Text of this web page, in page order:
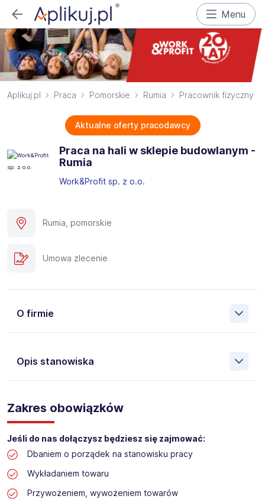
Menu
Aplikuj.pl Praca Pomorskie Rumia Pracownik fizyczny
Aktualne oferty pracodawcy
Praca na hali w sklepie budowlanym -
Rumia
Work&Profit sp. z o.o.
Rumia, pomorskie
Umowa zlecenie
O firmie
Opis stanowiska
Pośrednictwa Pracy i Doradztwa Personalnego Work &
Profit jest obecnie jedną z największych niezależnych
polskich agencji zatrudnienia. W ciągu wielu lat naszej
działalności daliśmy pracę przeszło 50 000 pracowników
w całym kraju. Skutecznie znajdujemy pracowników dla
największych firm, jak również małych rodzinnych
przedsiębiorstw w Polsce. Agencja jest wpisana pod nr
Zakres obowiązków
Jeśli do nas dołączysz będziesz się zajmować:
Dbaniem o porządek na stanowisku pracy
Wykładaniem towaru
Przywożeniem, wywożeniem towarów